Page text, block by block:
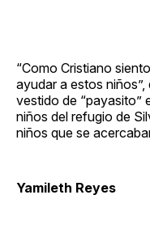
“Como Cristiano
ayudar a estos
vestido de “payasito”
niños del refugio de
niños que se
Yamileth Reyes